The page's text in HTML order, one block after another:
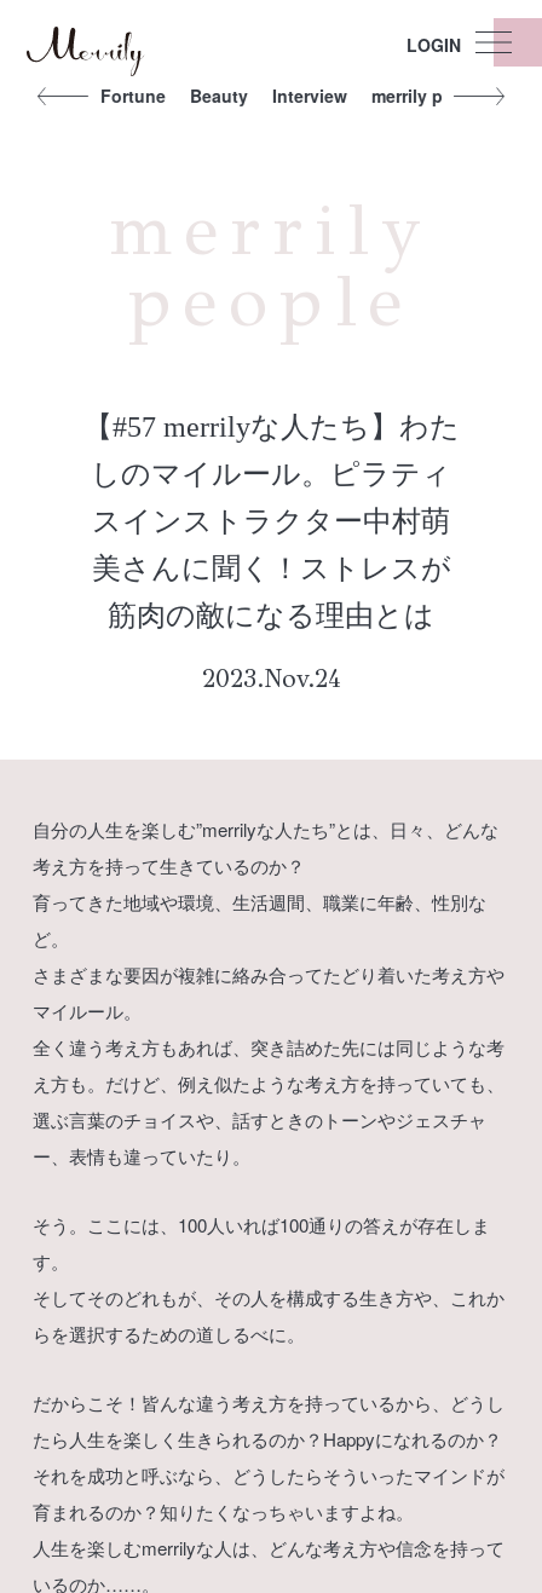
Other Fortune Beauty Interview merrily people
LOGIN
merrily
people
【#57 merrilyな人たち】わた
しのマイルール。ピラティ
スインストラクター中村萌
美さんに聞く！ストレスが
筋肉の敵になる理由とは
2023.Nov.24
自分の人生を楽しむ”merrilyな人たち”とは、日々、どんな
考え方を持って生きているのか？
育ってきた地域や環境、生活週間、職業に年齢、性別な
ど。
さまざまな要因が複雑に絡み合ってたどり着いた考え方や
マイルール。
全く違う考え方もあれば、突き詰めた先には同じような考
え方も。だけど、例え似たような考え方を持っていても、
選ぶ言葉のチョイスや、話すときのトーンやジェスチャ
ー、表情も違っていたり。
そう。ここには、100人いれば100通りの答えが存在しま
す。
そしてそのどれもが、その人を構成する生き方や、これか
らを選択するための道しるべに。
だからこそ！皆んな違う考え方を持っているから、どうし
たら人生を楽しく生きられるのか？Happyになれるのか？
それを成功と呼ぶなら、どうしたらそういったマインドが
育まれるのか？知りたくなっちゃいますよね。
人生を楽しむmerrilyな人は、どんな考え方や信念を持って
いるのか……。